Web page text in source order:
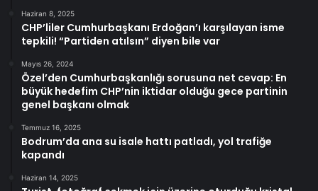
Haziran 8, 2025
CHP’liler Cumhurbaşkanı Erdoğan’ı karşılayan isme
tepkili! “Partiden atılsın” diyen bile var
Mayıs 26, 2024
Özel’den Cumhurbaşkanlığı sorusuna net cevap: En
büyük hedefim CHP’nin iktidar olduğu gece partinin
genel başkanı olmak
Temmuz 16, 2025
Bodrum’da ana su isale hattı patladı, yol trafiğe
kapandı
Haziran 14, 2025